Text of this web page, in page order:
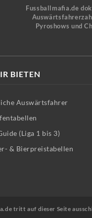
Fussballmafia.de
Pyroshows und
BIETEN
Auswärtsfahrer
(Liga 1 bis 3)
& Bierpreistabellen
tritt auf dieser Seite